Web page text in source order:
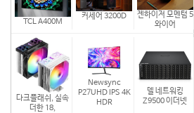
TCL A400M
커세어 3200D
젠하이저 모멘텀 5
와이어
다크플래쉬, 실속
더한 18,
Newsync
P27UHD IPS 4K
HDR
델 네트워킹
Z9500 이더넷